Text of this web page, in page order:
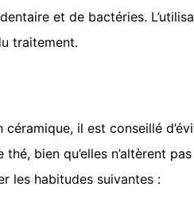
et de bactéries.
traitement.
il est conseillé
bien qu’elles n’altèrent
les habitudes suivantes :